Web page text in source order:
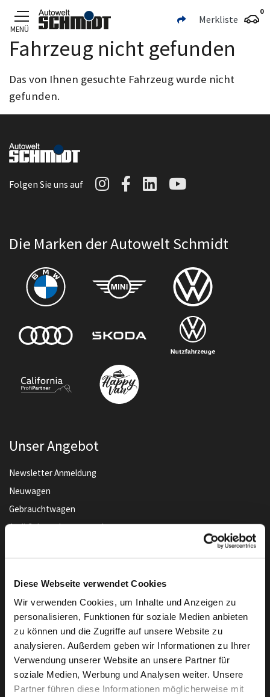
Diese Webseite verwendet Cookies
Wir verwenden Cookies, um Inhalte und Anzeigen zu
personalisieren, Funktionen für soziale Medien anbieten
zu können und die Zugriffe auf unsere Website zu
analysieren. Außerdem geben wir Informationen zu Ihrer
Verwendung unserer Website an unsere Partner für
soziale Medien, Werbung und Analysen weiter. Unsere
Partner führen diese Informationen möglicherweise mit
Zum Hauptinhalt
MENÜ
Merkliste
0
Fahrzeug nicht gefunden
Das von Ihnen gesuchte Fahrzeug wurde nicht
gefunden.
Folgen Sie uns auf Autowelt Schmidt auf
Autowelt Schmidt
AutoweltAutowelt
Die Marken der Autowelt Schmidt
Unser Angebot
Newsletter Anmeldung
Neuwagen
Gebrauchtwagen
Audi Gebrauchtwagen :plus
Online-Terminbuchung
Für Geschäftskunden
Audi Business
BMW Geschäftskunden
Volkswagen Professional Class